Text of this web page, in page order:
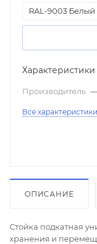
RAL-9003 Белый
Характеристики
Производитель
Все характеристики
ОПИСАНИЕ
Стойка подкатная
хранения и